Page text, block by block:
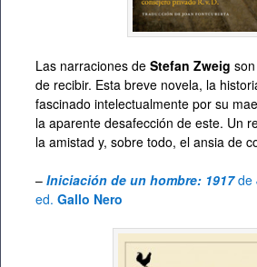
Las narraciones de Stefan Zweig
de recibir. Esta breve novela, la
fascinado intelectualmente por su
la aparente desafección de este. Un
la amistad y, sobre todo, el ansia de
– Iniciación de un hombre: 1917de
ed. Gallo Nero